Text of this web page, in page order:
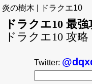
炎の樹木 | ドラクエ10
ドラクエ10 最
ドラクエ10 攻略
Twitter: